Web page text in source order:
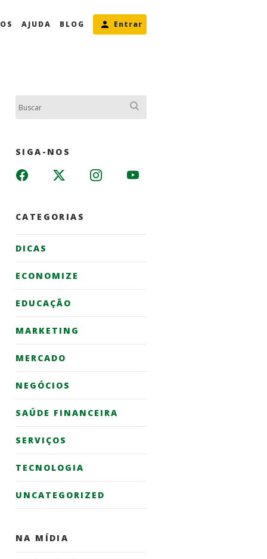
AJUDA BLOG Entrar
SIGA-NOS
CATEGORIAS
DICAS
ECONOMIZE
EDUCAÇÃO
MARKETING
MERCADO
NEGÓCIOS
SAÚDE FINANCEIRA
SERVIÇOS
TECNOLOGIA
UNCATEGORIZED
NA MÍDIA